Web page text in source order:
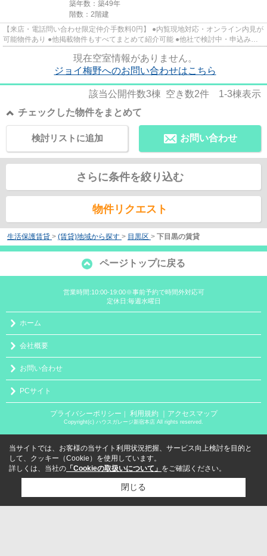
築年数：築49年
階数：2階建
【来店・電話問い合わせ限定仲介手数料0円】 ●内覧現地対応・オンライン内見が
可能物件あり ●他掲載物件もすべてまとめて紹介可能 ●他社で検討中・申込み済
現在空室情報がありません。
ジョイ梅野へのお問い合わせはこちら
該当公開件数3棟 空き数2件 1-3棟表示
チェックした物件をまとめて
お問い合わせ
検討リストに追加
さらに条件を絞り込む
物件リクエスト
生活保護賃貸 > (賃貸)地域から探す > 目黒区 > 下目黒の賃貸
ページトップに戻る
営業時間:10:00-19:00※事前予約で時間外対応可
定休日:毎週水曜日
ホーム
会社概要
お問い合わせ
PCサイト
プライバシーポリシー ｜ 利用規約 ｜アクセスマップ
Copyright(c) ハウスガレージ新宿本店 All rights reserved.
当サイトでは、お客様の当サイト利用状況把握、サービス向上検討を目的と
して、クッキー（Cookie）を使用しています。
詳しくは、当社の 「Cookieの取扱いについて」 をご確認ください。
閉じる